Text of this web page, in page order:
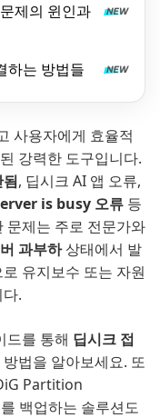
제의 윈인과
하는 방법들
사용자에게 효율적
강력한 도구입니다.
, 딥시크 AI 앱 오류,
is busy 오류 등
문제는 주로 전문가와
과부하상태에서 발
유지보수 또는 자원
.
드를 통해 딥시크 접
법을 알아보세요. 또
Partition
백업하는 솔루션도